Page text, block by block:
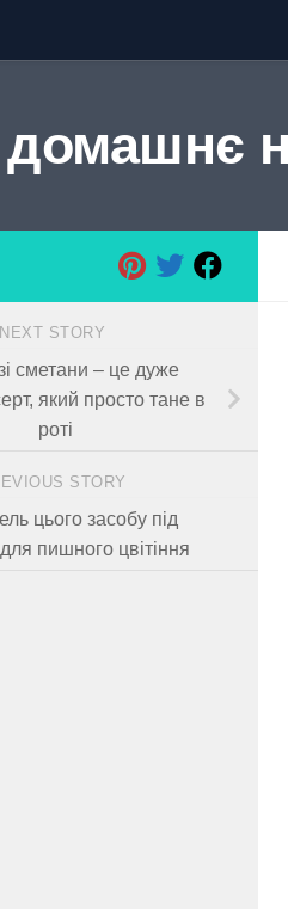
NEXT STORY
сметани – це дуже
який просто тане в
роті
STORY
цього засобу під
пишного цвітіння